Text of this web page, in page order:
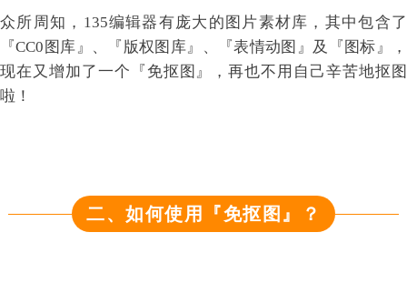
众所周知，135编辑器有庞大的图片素材库，其中包含了
『CC0图库』、『版权图库』、『表情动图』及『图标』，
现在又增加了一个『免抠图』，再也不用自己辛苦地抠图
啦！
二、如何使用『免抠图』？